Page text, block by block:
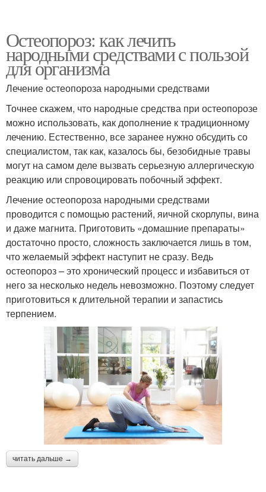
Остеопороз: как лечить
народными средствами с пользой
для организма
Лечение остеопороза народными средствами
Точнее скажем, что народные средства при остеопорозе
можно использовать, как дополнение к традиционному
лечению. Естественно, все заранее нужно обсудить со
специалистом, так как, казалось бы, безобидные травы
могут на самом деле вызвать серьезную аллергическую
реакцию или спровоцировать побочный эффект.
Лечение остеопороза народными средствами
проводится с помощью растений, яичной скорлупы, вина
и даже магнита. Приготовить «домашние препараты»
достаточно просто, сложность заключается лишь в том,
что желаемый эффект наступит не сразу. Ведь
остеопороз – это хронический процесс и избавиться от
него за несколько недель невозможно. Поэтому следует
приготовиться к длительной терапии и запастись
терпением.
читать дальше →